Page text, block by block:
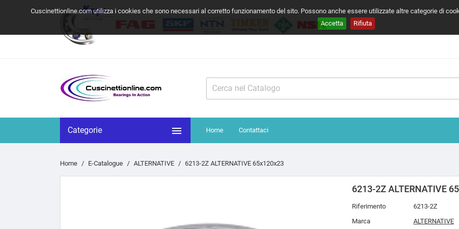
Cuscinettionline.com utilizza i cookies che sono necessari al corretto funzionamento del sito. Possono anche essere utilizzate altre categorie di
Accetta
Rifiuta
Categorie  Home Contattaci
Home E-Catalogue ALTERNATIVE 6213-2Z ALTERNATIVE 65x120x23
6213-2Z ALTERNATIVE
Riferimento
6213-2Z
Marca
ALTERNATIVE